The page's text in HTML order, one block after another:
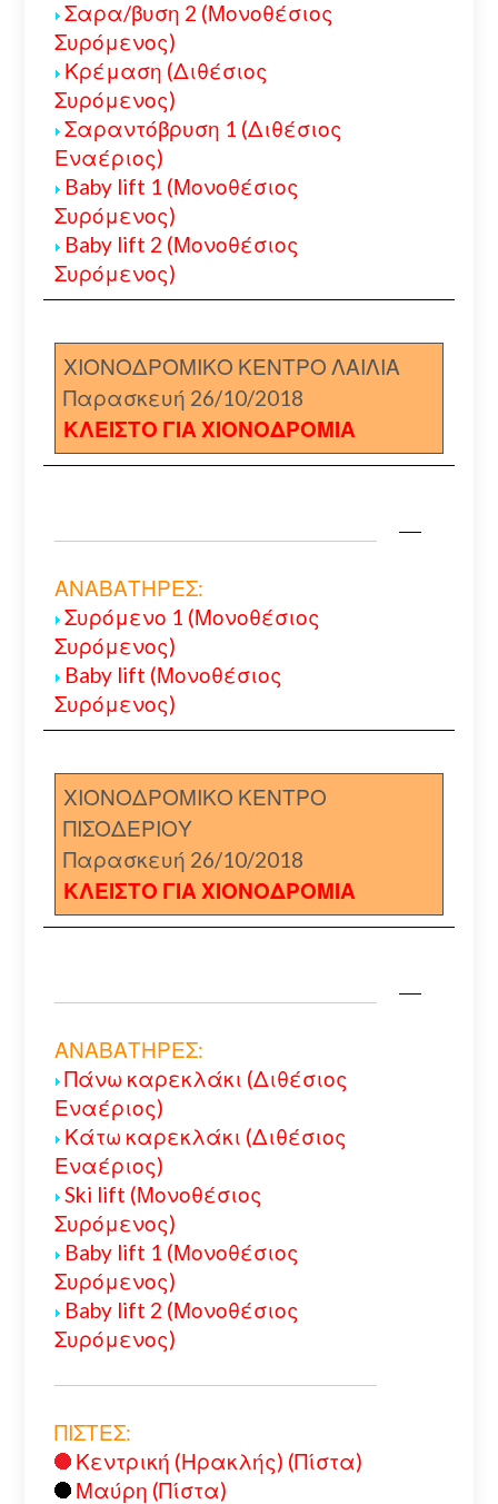
Σαρα/βυση 2 (Μονοθέσιος
Συρόμενος)
Κρέμαση (Διθέσιος
Συρόμενος)
Σαραντόβρυση 1 (Διθέσιος
Εναέριος)
Baby lift 1 (Μονοθέσιος
Συρόμενος)
Baby lift 2 (Μονοθέσιος
Συρόμενος)
ΧΙΟΝΟΔΡΟΜΙΚΟ ΚΕΝΤΡΟ ΛΑΙΛΙΑ
Παρασκευή 26/10/2018
ΚΛΕΙΣΤΟ ΓΙΑ ΧΙΟΝΟΔΡΟΜΙΑ
ΑΝΑΒΑΤΗΡΕΣ:
Συρόμενο 1 (Μονοθέσιος
Συρόμενος)
Baby lift (Μονοθέσιος
Συρόμενος)
ΧΙΟΝΟΔΡΟΜΙΚΟ ΚΕΝΤΡΟ
ΠΙΣΟΔΕΡΙΟΥ
Παρασκευή 26/10/2018
ΚΛΕΙΣΤΟ ΓΙΑ ΧΙΟΝΟΔΡΟΜΙΑ
ΑΝΑΒΑΤΗΡΕΣ:
Πάνω καρεκλάκι (Διθέσιος
Εναέριος)
Κάτω καρεκλάκι (Διθέσιος
Εναέριος)
Ski lift (Μονοθέσιος
Συρόμενος)
Baby lift 1 (Μονοθέσιος
Συρόμενος)
Baby lift 2 (Μονοθέσιος
Συρόμενος)
ΠΙΣΤΕΣ:
Κεντρική (Ηρακλής) (Πίστα)
Μαύρη (Πίστα)